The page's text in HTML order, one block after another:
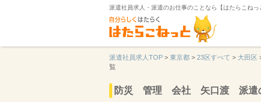
派遣社員求人・派遣のお仕事のことなら【はたらこねっ
派遣社員求人TOP > 東京都 > 23区すべて > 大田区
覧
防災 管理 会社 矢口渡 派遣